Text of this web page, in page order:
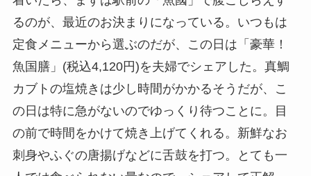
るのが、最近のお決まりになっている。いつもは
定食メニューから選ぶのだが、この日は「豪華！
鯛カブトの塩焼きは少し時間がかかるそうだが、
この日は特に急がないのでゆっくり待つことに。
目の前で時間をかけて焼き上げてくれる。新鮮な
お刺身やふぐの唐揚げなどに舌鼓を打つ。とても
一人では食べられない量なので、シェアして正